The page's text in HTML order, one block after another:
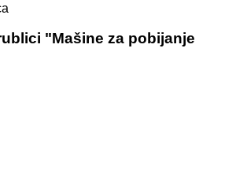
"Mašine za pobijanje